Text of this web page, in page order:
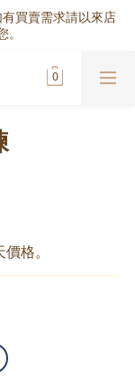
買賣需求請以來店
格。